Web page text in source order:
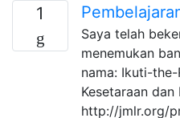
1
Saya telah
menemukan
nama: Ikuti-
Kesetaraan dan
http://jmlr.org/